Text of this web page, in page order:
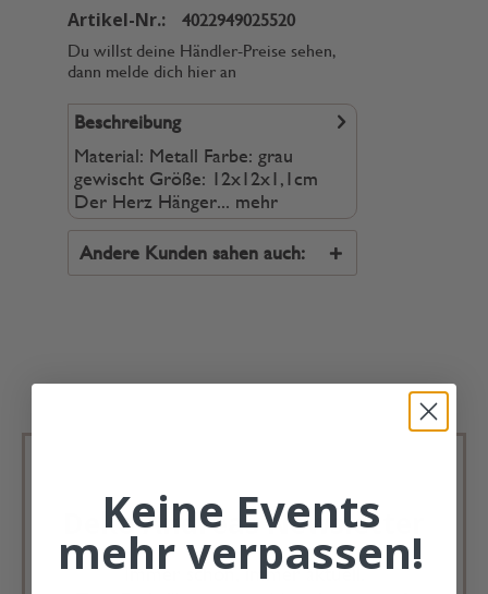
Artikel-Nr.:
4022949025520
Du willst deine Händler-Preise sehen,
dann melde dich hier an
Beschreibung
Material: Metall Farbe: grau
gewischt Größe: 12x12x1,1cm
Der Herz Hänger... mehr
Andere Kunden sahen auch:
Deko Andreas Newsletter
Immer schön, immer aktuell.
Keine Events
mehr verpassen!